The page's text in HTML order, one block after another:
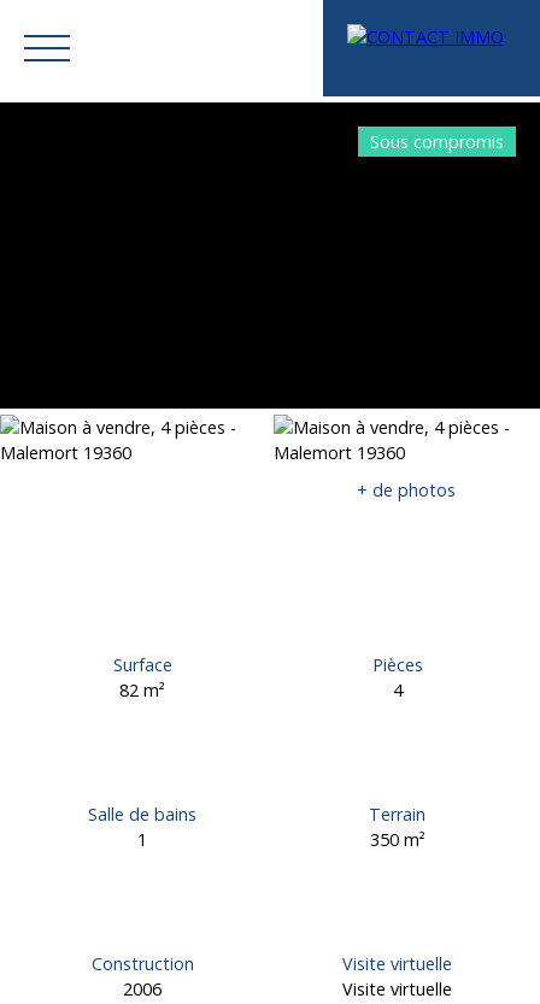
Mes favoris Espace vendeur Estimation
Sous compromis
+ de photos
Surface
82m²
Pièces
4
Salle de bains
1
Terrain
350 m²
Construction
2006
Visite virtuelle
Visite virtuelle